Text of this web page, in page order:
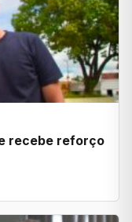
recebe reforço